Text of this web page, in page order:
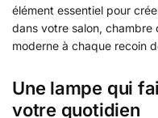
élément essentiel pour
dans votre salon,
moderne à chaque recoin
Une lampe qui
votre quotidien